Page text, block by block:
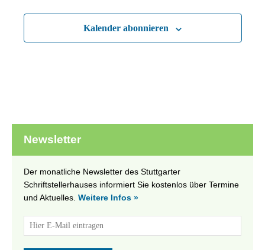
Kalender abonnieren
Newsletter
Der monatliche Newsletter des Stuttgarter
Schriftstellerhauses informiert Sie kostenlos über Termine
und Aktuelles. Weitere Infos »